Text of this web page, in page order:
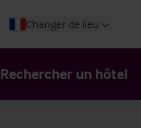
Changer de lieu
Rechercher un hôtel